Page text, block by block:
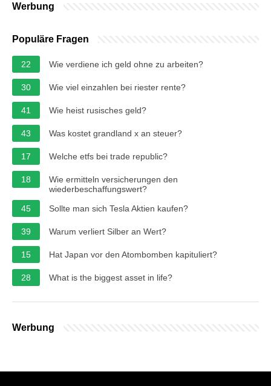
Werbung
Populäre Fragen
22 Wie verdiene ich geld ohne zu arbeiten?
30 Wie viel einzahlen bei riester rente?
41 Wie heist rusisches geld?
43 Was kostet grandland x an steuer?
17 Welche etfs bei trade republic?
18
Wie ermitteln versicherungen den
wiederbeschaffungswert?
45
Sollte man sich Tesla Aktien kaufen?
39 Warum verliert Silber an Wert?
15 Hat Japan vor den Atombomben kapituliert?
28 What is the biggest asset in life?
Werbung